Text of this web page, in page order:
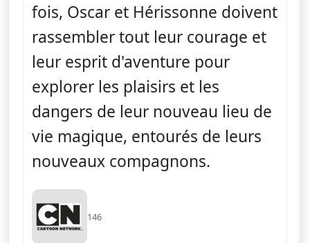
fois, Oscar et Hérissonne doivent
rassembler tout leur courage et
leur esprit d'aventure pour
explorer les plaisirs et les
dangers de leur nouveau lieu de
vie magique, entourés de leurs
nouveaux compagnons.
146